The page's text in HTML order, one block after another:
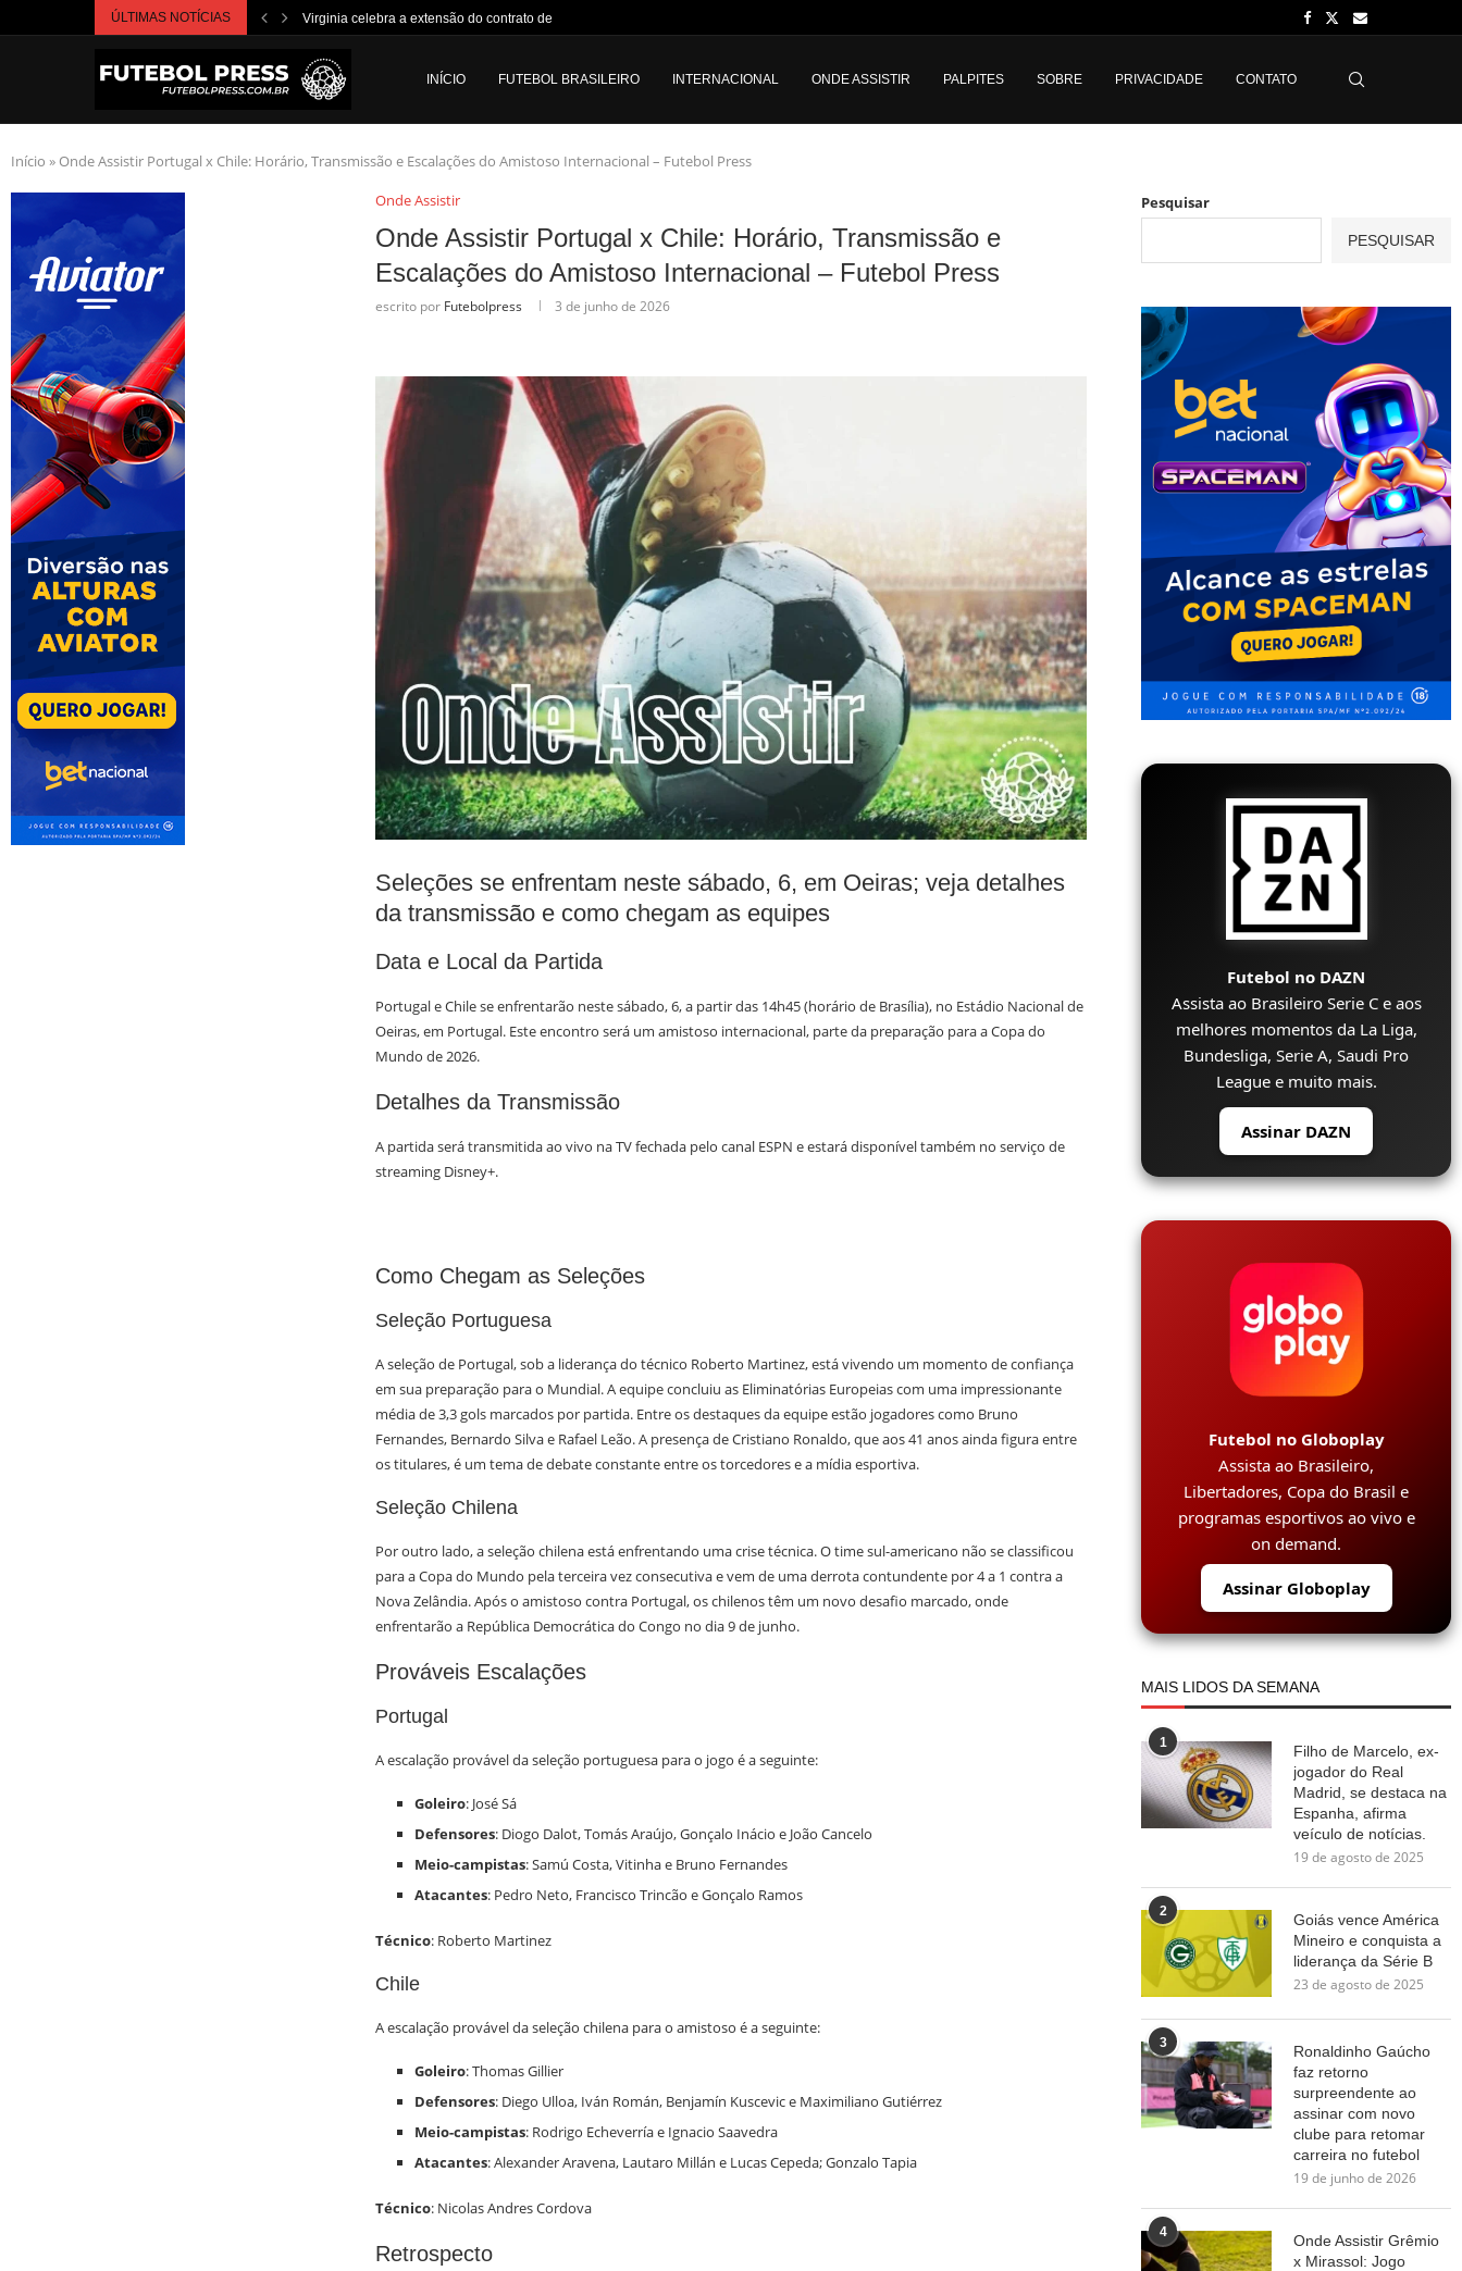
ÚLTIMAS NOTÍCIAS Virginia celebra a extensão do contrato de Vini...
INÍCIO FUTEBOL BRASILEIRO INTERNACIONAL ONDE ASSISTIR PALPITES SOBRE PRIVACIDADE CONTATO
Início » Onde Assistir Portugal x Chile: Horário, Transmissão e Escalações do Amistoso Internacional – Futebol Press
Onde Assistir
Onde Assistir Portugal x Chile: Horário, Transmissão e
Escalações do Amistoso Internacional – Futebol Press
escrito por Futebolpress 3 de junho de 2026
Seleções se enfrentam neste sábado, 6, em Oeiras; veja detalhes
da transmissão e como chegam as equipes
Data e Local da Partida
Portugal e Chile se enfrentarão neste sábado, 6, a partir das 14h45 (horário de Brasília), no Estádio Nacional de
Oeiras, em Portugal. Este encontro será um amistoso internacional, parte da preparação para a Copa do
Mundo de 2026.
Detalhes da Transmissão
A partida será transmitida ao vivo na TV fechada pelo canal ESPN e estará disponível também no serviço de
streaming Disney+.
Como Chegam as Seleções
Seleção Portuguesa
A seleção de Portugal, sob a liderança do técnico Roberto Martinez, está vivendo um momento de confiança
em sua preparação para o Mundial. A equipe concluiu as Eliminatórias Europeias com uma impressionante
média de 3,3 gols marcados por partida. Entre os destaques da equipe estão jogadores como Bruno
Fernandes, Bernardo Silva e Rafael Leão. A presença de Cristiano Ronaldo, que aos 41 anos ainda figura entre
os titulares, é um tema de debate constante entre os torcedores e a mídia esportiva.
Seleção Chilena
Por outro lado, a seleção chilena está enfrentando uma crise técnica. O time sul-americano não se classificou
para a Copa do Mundo pela terceira vez consecutiva e vem de uma derrota contundente por 4 a 1 contra a
Nova Zelândia. Após o amistoso contra Portugal, os chilenos têm um novo desafio marcado, onde
enfrentarão a República Democrática do Congo no dia 9 de junho.
Prováveis Escalações
Portugal
A escalação provável da seleção portuguesa para o jogo é a seguinte:
Goleiro: José Sá
Defensores: Diogo Dalot, Tomás Araújo, Gonçalo Inácio e João Cancelo
Meio-campistas: Samú Costa, Vitinha e Bruno Fernandes
Atacantes: Pedro Neto, Francisco Trincão e Gonçalo Ramos
Técnico: Roberto Martinez
Chile
A escalação provável da seleção chilena para o amistoso é a seguinte:
Goleiro: Thomas Gillier
Defensores: Diego Ulloa, Iván Román, Benjamín Kuscevic e Maximiliano Gutiérrez
Meio-campistas: Rodrigo Echeverría e Ignacio Saavedra
Atacantes: Alexander Aravena, Lautaro Millán e Lucas Cepeda; Gonzalo Tapia
Técnico: Nicolas Andres Cordova
Retrospecto
Pesquisar
PESQUISAR
Futebol no DAZN
Assista ao Brasileiro Serie C e aos
melhores momentos da La Liga,
Bundesliga, Serie A, Saudi Pro
League e muito mais.
Assinar DAZN
Futebol no Globoplay
Assista ao Brasileiro,
Libertadores, Copa do Brasil e
programas esportivos ao vivo e
on demand.
Assinar Globoplay
MAIS LIDOS DA SEMANA
1
Filho de Marcelo, ex-
jogador do Real
Madrid, se destaca na
Espanha, afirma
veículo de notícias.
19 de agosto de 2025
2
Goiás vence América
Mineiro e conquista a
liderança da Série B
23 de agosto de 2025
3
Ronaldinho Gaúcho
faz retorno
surpreendente ao
assinar com novo
clube para retomar
carreira no futebol
19 de junho de 2026
4
Onde Assistir Grêmio
x Mirassol: Jogo